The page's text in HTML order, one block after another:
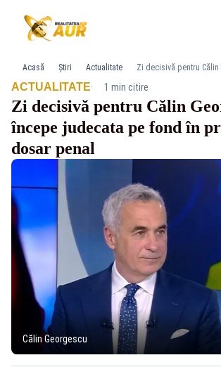
Acasă Știri Actualitate
ACTUALITATE· 1 min citire
Zi decisivă pentru Călin
începe judecata pe fond în
dosar penal
Călin Georgescu